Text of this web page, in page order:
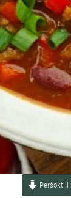
Peršokti į